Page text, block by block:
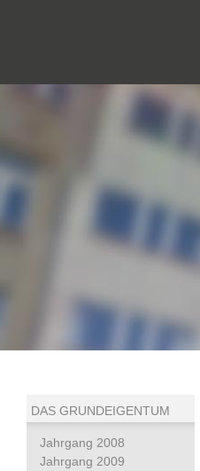
DAS GRUNDEIGENTUM
Jahrgang 2008
Jahrgang 2009